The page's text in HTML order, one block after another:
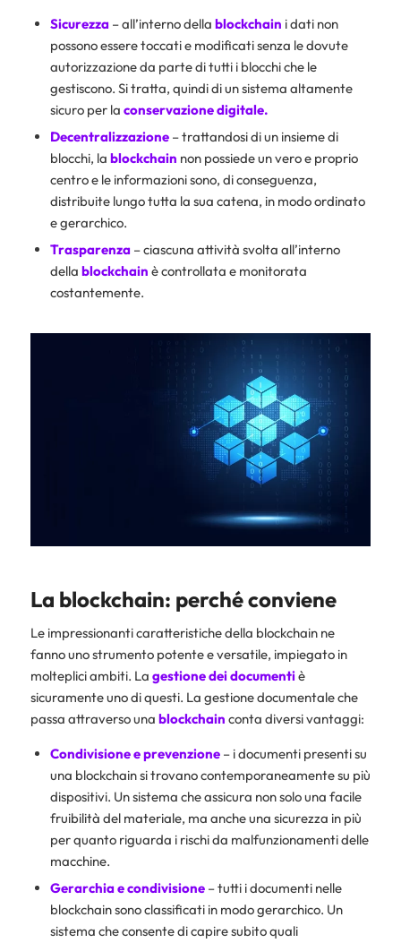
Sicurezza– all’interno della blockchain i dati non
possono essere toccati e modificati senza le dovute
autorizzazione da parte di tutti i blocchi che le
gestiscono. Si tratta, quindi di un sistema altamente
sicuro per la conservazione digitale.
Decentralizzazione– trattandosi di un insieme di
blocchi, la blockchain non possiede un vero e proprio
centro e le informazioni sono, di conseguenza,
distribuite lungo tutta la sua catena, in modo ordinato
e gerarchico.
Trasparenza– ciascuna attività svolta all’interno
della blockchain è controllata e monitorata
costantemente.
La blockchain: perché conviene
Le impressionanti caratteristiche della blockchain ne
fanno uno strumento potente e versatile, impiegato in
molteplici ambiti. La gestione dei documentiè
sicuramente uno di questi. La gestione documentale che
passa attraverso una blockchain conta diversi vantaggi:
Condivisione e prevenzione– i documenti presenti su
una blockchain si trovano contemporaneamente su più
dispositivi. Un sistema che assicura non solo una facile
fruibilità del materiale, ma anche una sicurezza in più
per quanto riguarda i rischi da malfunzionamenti delle
macchine.
Gerarchia e condivisione– tutti i documenti nelle
blockchain sono classificati in modo gerarchico. Un
sistema che consente di capire subito quali